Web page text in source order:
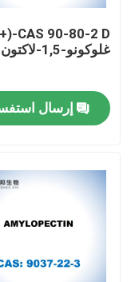
مسكن
منتجات
معلومات عنا
2 D-(+) -
غلوكونو-1,5-لاكتون
إرسال